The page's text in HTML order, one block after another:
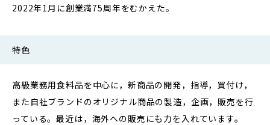
2022年1月に創業満75周年をむかえた。
特色
高級業務用食料品を中心に，新商品の開発，指導，買付け，
また自社ブランドのオリジナル商品の製造，企画，販売を行
っている。最近は，海外への販売にも力を入れています。